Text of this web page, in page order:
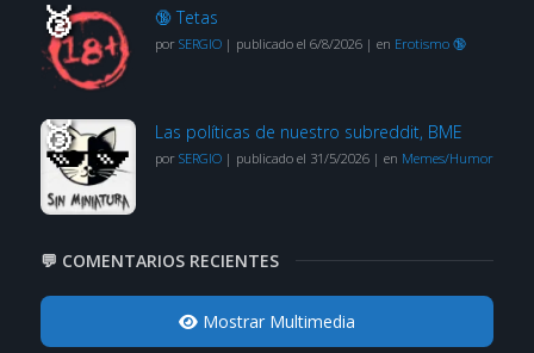
🔞 Tetas
por SERGIO| publicado el 6/8/2026| en Erotismo 🔞
Las políticas de nuestro subreddit, BME
por SERGIO| publicado el 31/5/2026| en Memes/Humor
💬 COMENTARIOS RECIENTES
Mostrar Multimedia